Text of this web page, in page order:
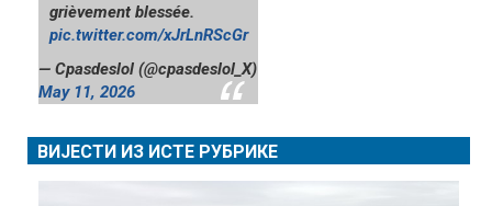
grièvement blessée.
pic.twitter.com/xJrLnRScGr
— Cpasdeslol (@cpasdeslol_X)
May 11, 2026
ВИЈЕСТИ ИЗ ИСТЕ РУБРИКЕ